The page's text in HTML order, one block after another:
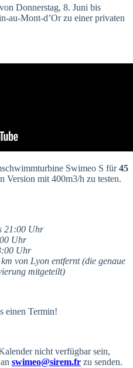
Donnerstag, 8. Juni bis
au-Mont-d’Or zu einer privaten
Swimeo S für45
Version mit 400m3/h zu testen.
21:00 Uhr
Uhr
Uhr
von Lyon entfernt (die genaue
mitgeteilt)
einen Termin!
nicht verfügbar sein,
swimeo@sirem.fr zu senden.